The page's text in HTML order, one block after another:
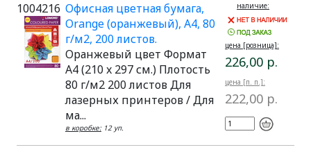
1004216 Офисная цветная бумага,
Orange (оранжевый), A4, 80
г/м2, 200 листов.
Оранжевый цвет Формат
A4 (210 x 297 см.) Плотость
80 г/м2 200 листов Для
лазерных принтеров / Для
ма...
в коробке: 12 уп.
наличие:
цена [розница]:
226,00 р.
цена [п. п.]:
222,00 р.